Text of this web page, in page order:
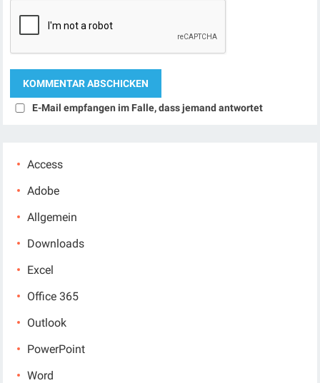
E-Mail empfangen im Falle, dass jemand antwortet
Access
Adobe
Allgemein
Downloads
Excel
Office 365
Outlook
PowerPoint
Word